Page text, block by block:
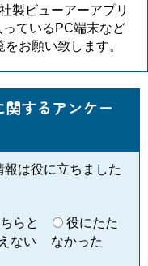
製ビューアーアプリ
ているPC端末など
お願い致します。
関するアンケー
報は役に立ちました
らと
ない
役にたた
なかった